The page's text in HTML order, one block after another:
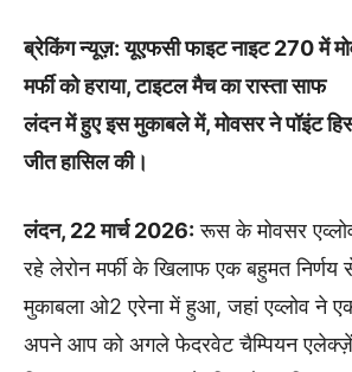
ब्रेकिंग न्यूज़: यूएफसी फाइट नाइट 270 में
मर्फी को हराया, टाइटल मैच का रास्ता साफ
लंदन में हुए इस मुकाबले में, मोवसर ने पॉइंट
जीत हासिल की।
लंदन, 22 मार्च 2026: रूस के मोवसर
रहे लेरोन मर्फी के खिलाफ एक बहुमत निर्णय
मुकाबला ओ2 एरेना में हुआ, जहां एव्लोव ने
अपने आप को अगले फेदरवेट चैम्पियन